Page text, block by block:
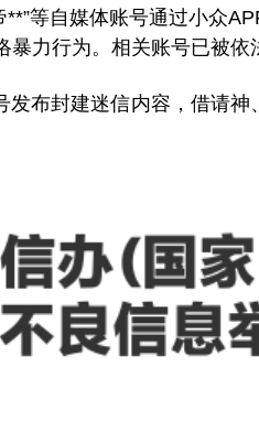
**”等自媒体账号通过小众
力行为。相关账号已被依
发布封建迷信内容，借请